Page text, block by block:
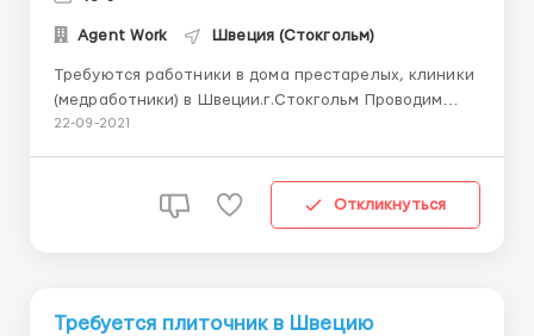
Agent Work Швеция (Стокгольм)
Требуются работники в дома престарелых, клиники
(медработники) в Швеции.г.Стокгольм Проводим
набор персонала в дома престарелых, клиники.
медсестры - помощник медсестры Работа 8-1...
22-09-2021
Откликнуться
Требуется плиточник в Швецию